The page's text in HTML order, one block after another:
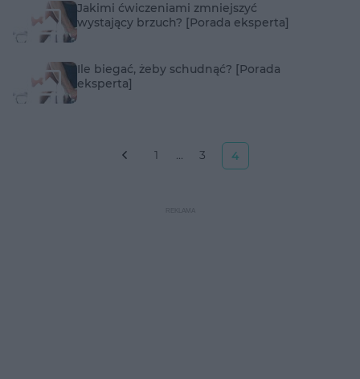
Jakimi ćwiczeniami zmniejszyć
wystający brzuch? [Porada eksperta]
Ile biegać, żeby schudnąć? [Porada
eksperta]
1 ... 3 4